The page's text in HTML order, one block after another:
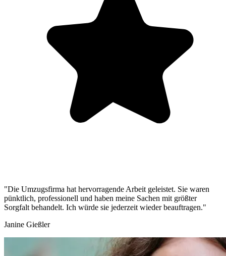
"Die Umzugsfirma hat hervorragende Arbeit geleistet. Sie waren
pünktlich, professionell und haben meine Sachen mit größter
Sorgfalt behandelt. Ich würde sie jederzeit wieder beauftragen."
Janine Gießler